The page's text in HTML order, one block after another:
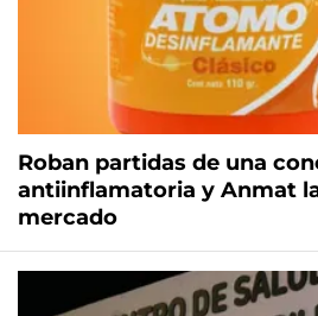
Roban partidas de una
antiinflamatoria y Anmat
mercado